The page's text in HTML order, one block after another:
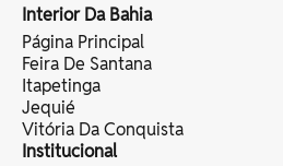
Interior Da Bahia
Página Principal
Feira De Santana
Itapetinga
Jequié
Vitória Da Conquista
Institucional